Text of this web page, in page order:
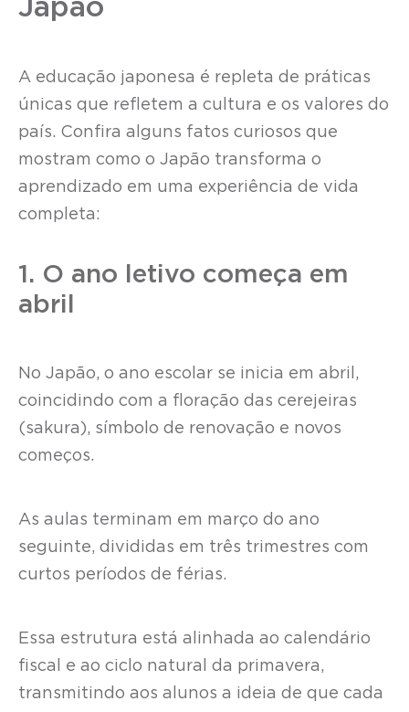
Japão
A educação japonesa é repleta de práticas
únicas que refletem a cultura e os valores do
país. Confira alguns fatos curiosos que
mostram como o Japão transforma o
aprendizado em uma experiência de vida
completa:
1. O ano letivo começa em
abril
No Japão, o ano escolar se inicia em abril,
coincidindo com a floração das cerejeiras
(sakura), símbolo de renovação e novos
começos.
As aulas terminam em março do ano
seguinte, divididas em três trimestres com
curtos períodos de férias.
Essa estrutura está alinhada ao calendário
fiscal e ao ciclo natural da primavera,
transmitindo aos alunos a ideia de que cada